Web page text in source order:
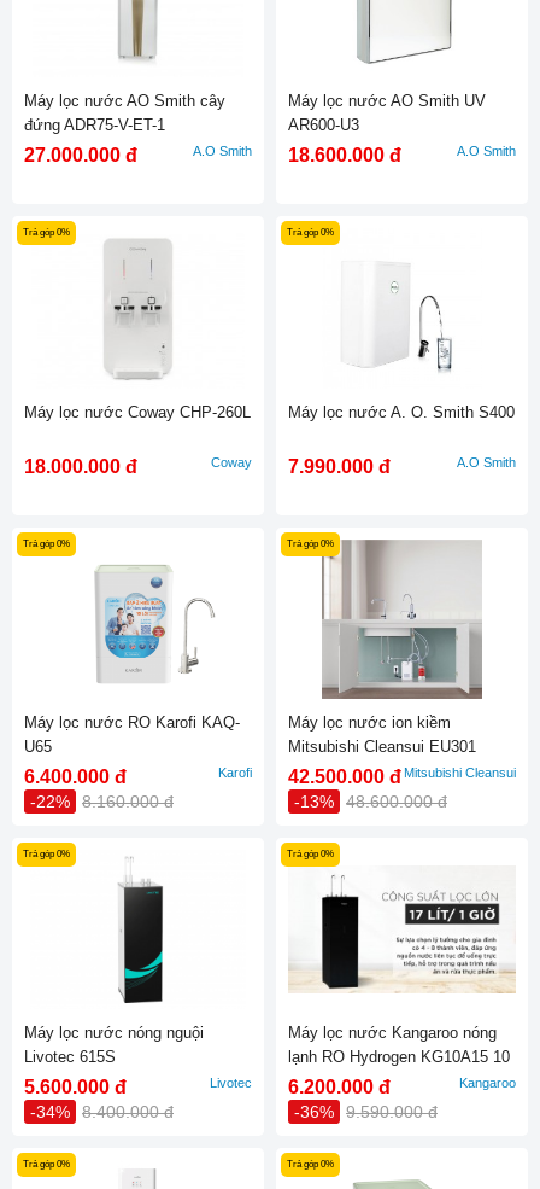
Máy lọc nước AO Smith cây
đứng ADR75-V-ET-1
27.000.000 đ A.O Smith
Máy lọc nước AO Smith UV
AR600-U3
18.600.000 đ A.O Smith
Trả góp 0%
Máy lọc nước Coway CHP-260L
18.000.000 đ Coway
Trả góp 0%
Máy lọc nước A. O. Smith S400
7.990.000 đ A.O Smith
Trả góp 0%
Máy lọc nước RO Karofi KAQ-
U65
6.400.000 đ
-22% 8.160.000 đ
Karofi
Trả góp 0%
Máy lọc nước ion kiềm
Mitsubishi Cleansui EU301
42.500.000 đ
-13% 48.600.000 đ
Mitsubishi Cleansui
Trả góp 0%
Máy lọc nước nóng nguội
Livotec 615S
5.600.000 đ
-34% 8.400.000 đ
Livotec
Trả góp 0%
Máy lọc nước Kangaroo nóng
lạnh RO Hydrogen KG10A15 10
lõi
6.200.000 đ
-36% 9.590.000 đ
Kangaroo
Trả góp 0% Trả góp 0%